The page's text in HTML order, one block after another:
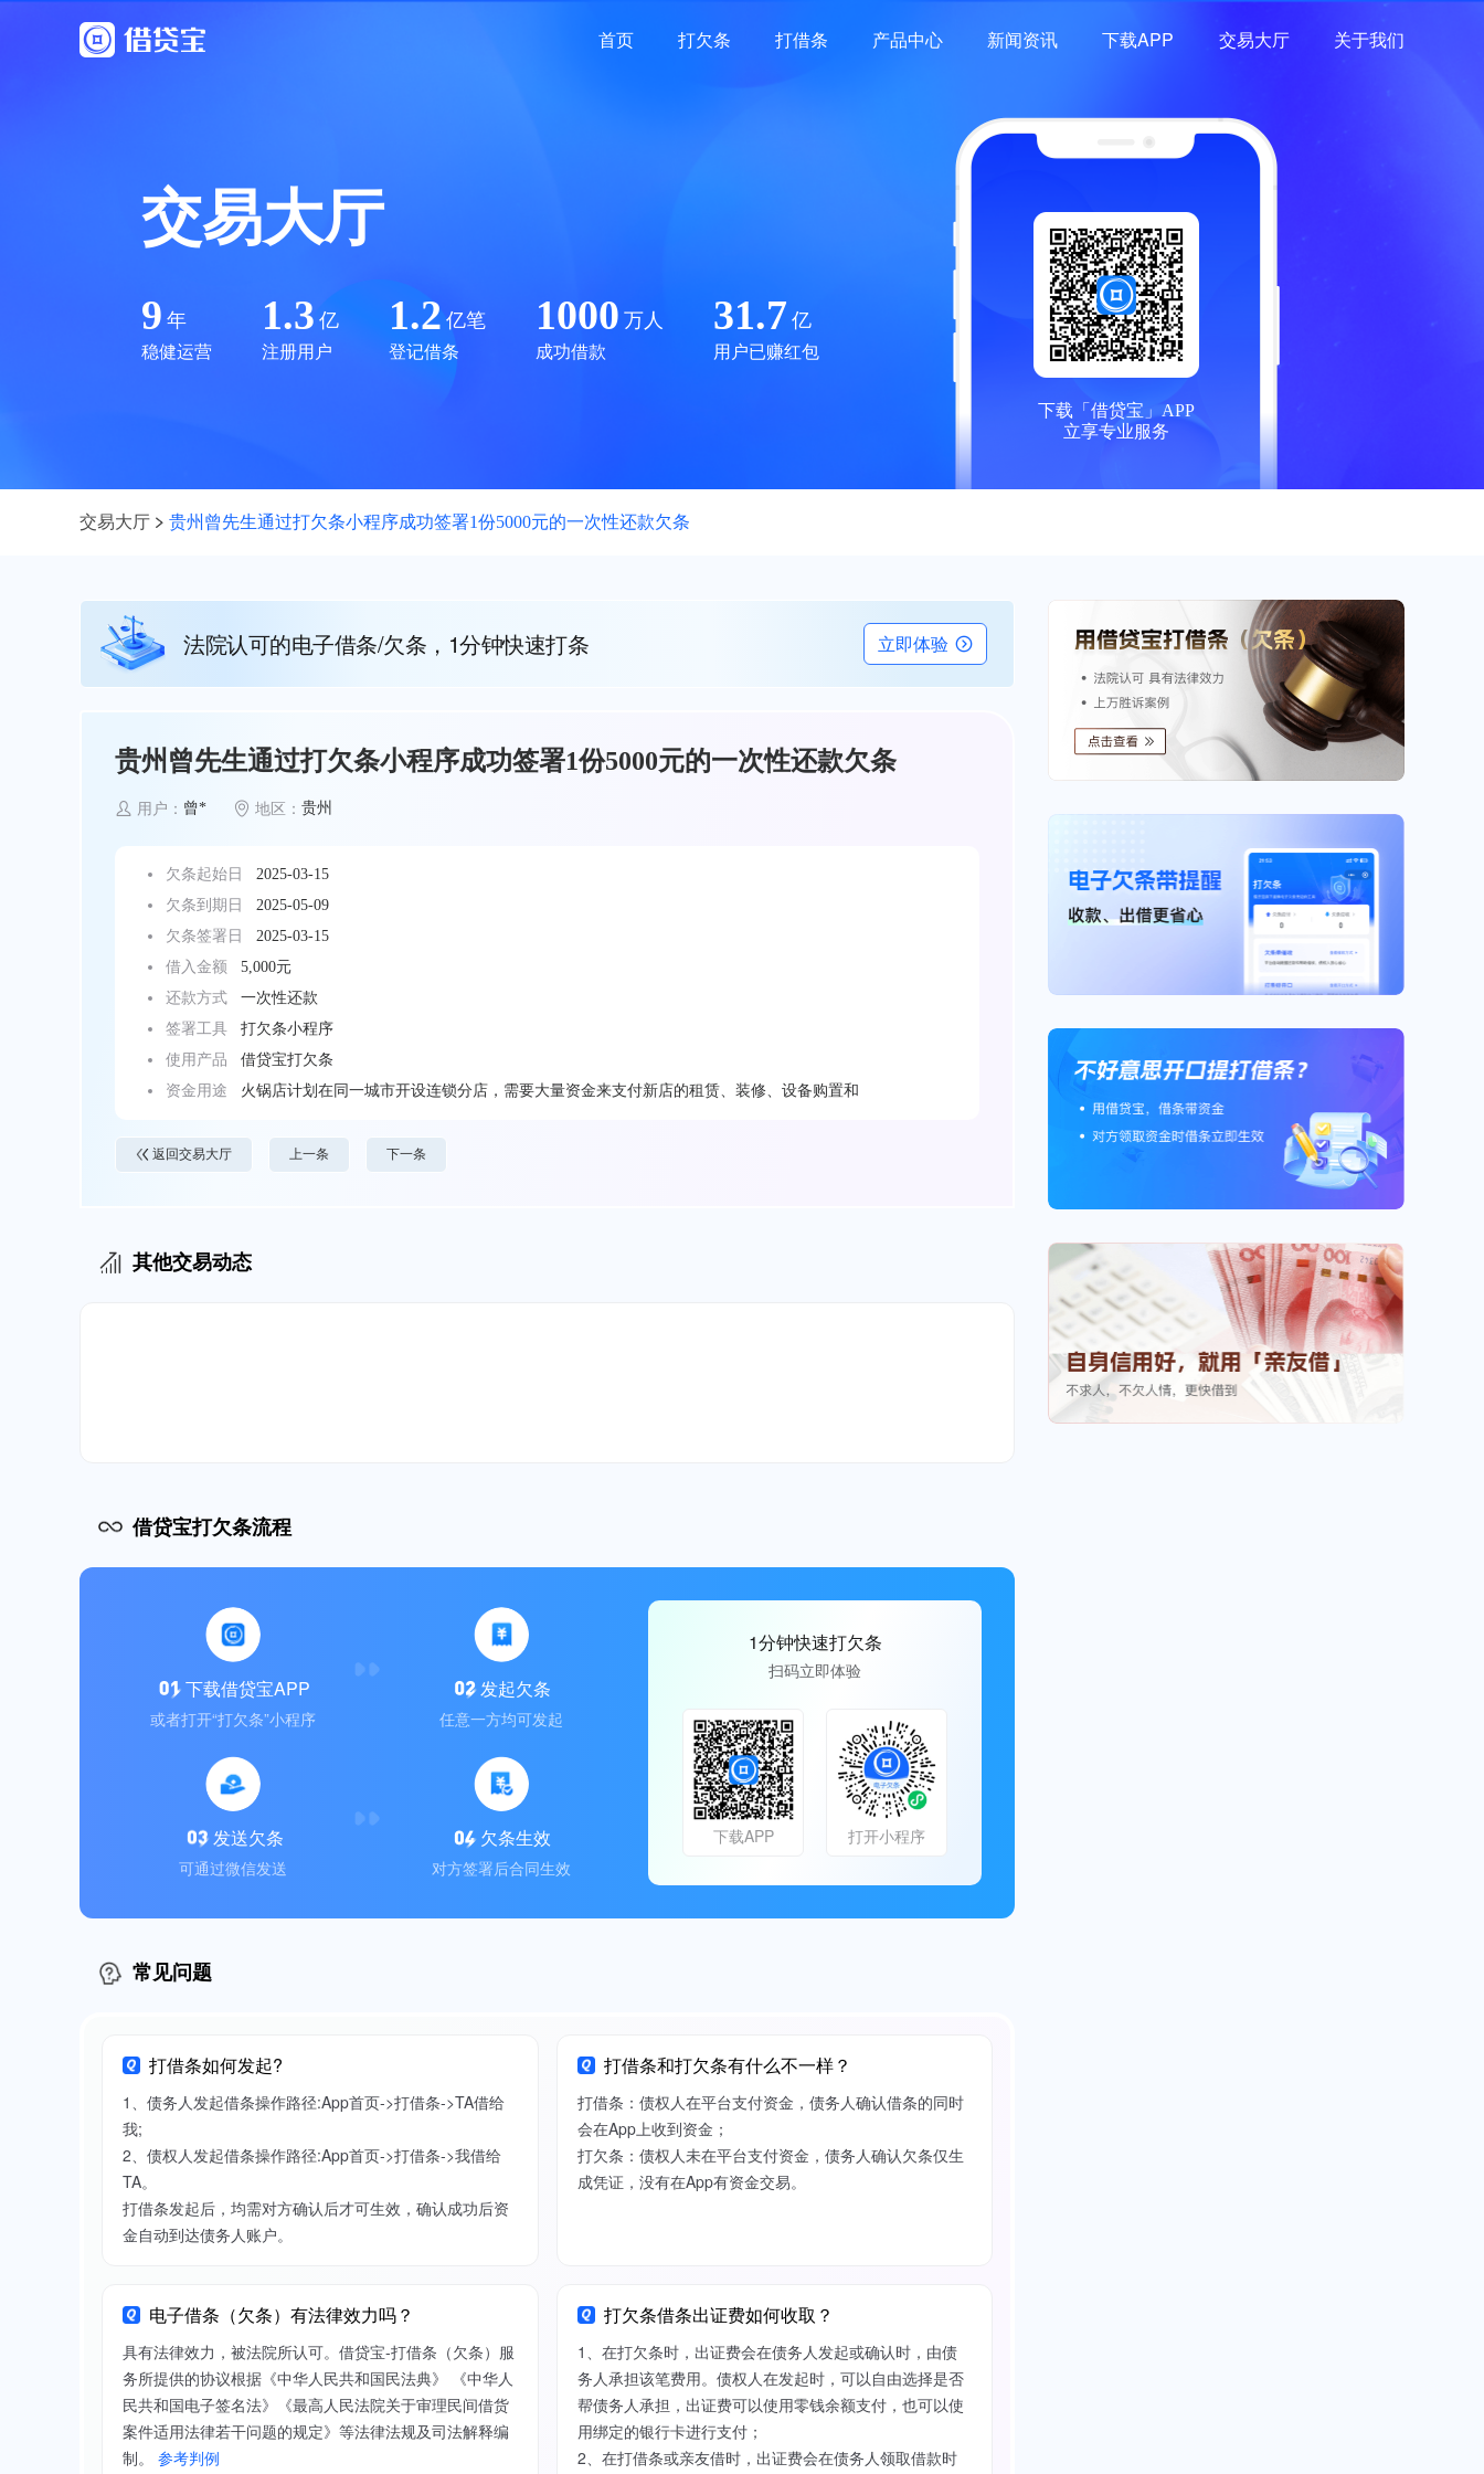
首页 打欠条 打借条 产品中心 新闻资讯 下载APP 交易大厅 关于我们
交易大厅
9 年
稳健运营
1.3 亿
注册用户
1.2 亿笔
登记借条
1000 万人
成功借款
31.7 亿
用户已赚红包
下载「借贷宝」APP
立享专业服务
交易大厅 贵州曾先生通过打欠条小程序成功签署1份5000元的一次性还款欠条
法院认可的电子借条/欠条，1分钟快速打条 立即体验
贵州曾先生通过打欠条小程序成功签署1份5000元的一次性还款欠条
用户： 曾* 地区： 贵州
欠条起始日
2025-03-15
欠条到期日
2025-05-09
欠条签署日
2025-03-15
借入金额
5,000元
还款方式
一次性还款
签署工具
打欠条小程序
使用产品
借贷宝打欠条
资金用途
火锅店计划在同一城市开设连锁分店，需要大量资金来支付新店的租赁、装修、设备购置和
返回交易大厅 上一条 下一条
其他交易动态
借贷宝打欠条流程
下载借贷宝APP
或者打开“打欠条”小程序
发起欠条
任意一方均可发起
发送欠条
可通过微信发送
欠条生效
对方签署后合同生效
1分钟快速打欠条
扫码立即体验
下载APP 打开小程序
常见问题
打借条如何发起?
1、债务人发起借条操作路径:App首页->打借条->TA借给
我;
2、债权人发起借条操作路径:App首页->打借条->我借给
TA。
打借条发起后，均需对方确认后才可生效，确认成功后资
金自动到达债务人账户。
打借条和打欠条有什么不一样？
打借条：债权人在平台支付资金，债务人确认借条的同时
会在App上收到资金；
打欠条：债权人未在平台支付资金，债务人确认欠条仅生
成凭证，没有在App有资金交易。
电子借条（欠条）有法律效力吗？
具有法律效力，被法院所认可。借贷宝-打借条（欠条）服
务所提供的协议根据《中华人民共和国民法典》 《中华人
民共和国电子签名法》《最高人民法院关于审理民间借货
案件适用法律若干问题的规定》等法律法规及司法解释编
制。 参考判例
打欠条借条出证费如何收取？
1、在打欠条时，出证费会在债务人发起或确认时，由债
务人承担该笔费用。债权人在发起时，可以自由选择是否
帮债务人承担，出证费可以使用零钱余额支付，也可以使
用绑定的银行卡进行支付；
2、在打借条或亲友借时，出证费会在债务人领取借款时